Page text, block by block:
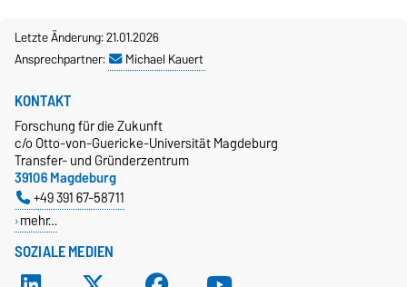
Letzte Änderung: 21.01.2026
Ansprechpartner:
Michael Kauert
SOZIALE MEDIEN
KONTAKT
Forschung für die Zukunft
c/o Otto-von-Guericke-Universität Magdeburg
Transfer- und Gründerzentrum
39106 Magdeburg
+49 391 67-58711
mehr…